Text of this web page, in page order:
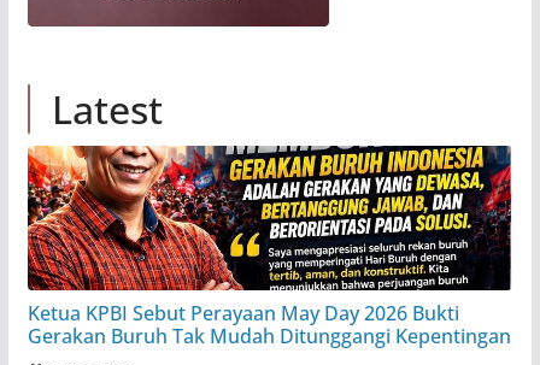
Latest
Ketua KPBI Sebut Perayaan May Day 2026 Bukti
Gerakan Buruh Tak Mudah Ditunggangi Kepentingan